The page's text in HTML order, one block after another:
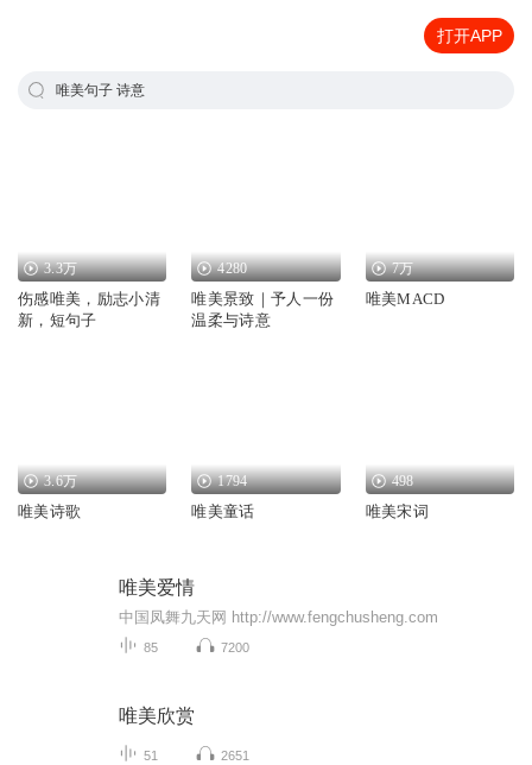
打开APP
唯美句子 诗意
3.3万
伤感唯美，励志小清
新，短句子
4280
唯美景致｜予人一份
温柔与诗意
7万
唯美MACD
3.6万
唯美诗歌
1794
唯美童话
498
唯美宋词
唯美爱情
中国凤舞九天网 http://www.fengchusheng.com
85 7200
唯美欣赏
51 2651